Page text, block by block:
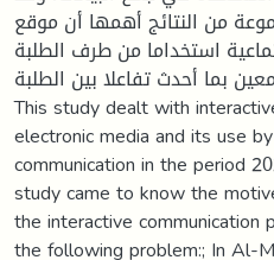
من النتائج أهمها أن موقع
استخداما من طرف الطلبة
بما أحدث تفاعلا بين الطلبة.
This study dealt with
electronic media and its use
communication in the period
study came to know the
the interactive
the following problem:; In Al-